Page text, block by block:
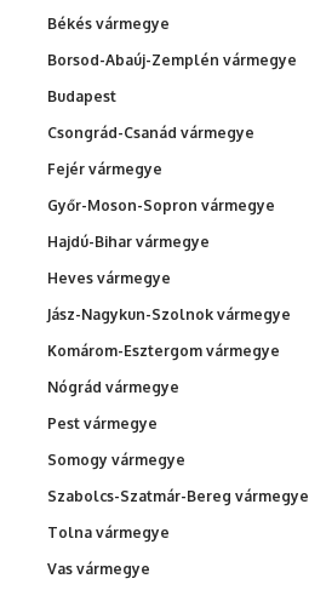
Békés vármegye
Borsod-Abaúj-Zemplén vármegye
Budapest
Csongrád-Csanád vármegye
Fejér vármegye
Győr-Moson-Sopron vármegye
Hajdú-Bihar vármegye
Heves vármegye
Jász-Nagykun-Szolnok vármegye
Komárom-Esztergom vármegye
Nógrád vármegye
Pest vármegye
Somogy vármegye
Szabolcs-Szatmár-Bereg vármegye
Tolna vármegye
Vas vármegye